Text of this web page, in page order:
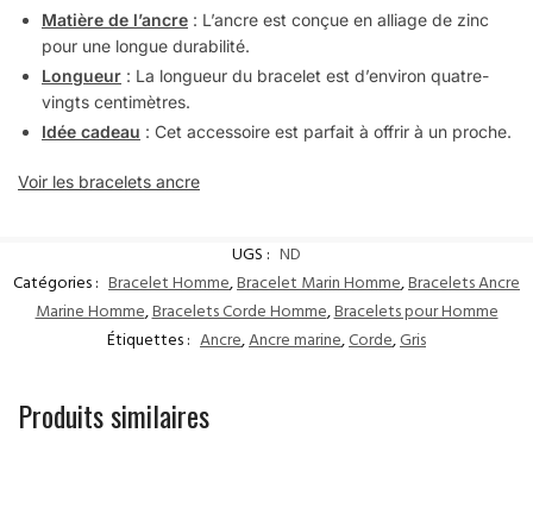
Matière de l’ancre : L’ancre est conçue en alliage de zinc
pour une longue durabilité.
Longueur : La longueur du bracelet est d’environ quatre-
vingts centimètres.
Idée cadeau : Cet accessoire est parfait à offrir à un proche.
Voir les bracelets ancre
UGS : ND
Catégories : Bracelet Homme,Bracelet Marin Homme,Bracelets Ancre
Marine Homme,Bracelets Corde Homme,Bracelets pour Homme
Étiquettes : Ancre,Ancre marine,Corde,Gris
Produits similaires